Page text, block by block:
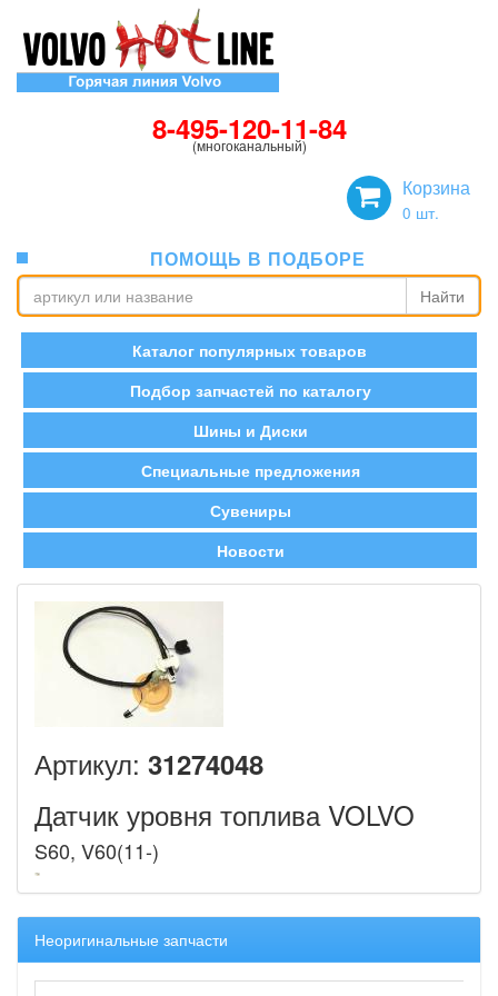
8-495-120-11-84
(многоканальный)
Корзина
0 шт.
ПОМОЩЬ В ПОДБОРЕ
Найти
Каталог популярных товаров
Подбор запчастей по каталогу
Шины и Диски
Специальные предложения
Сувениры
Новости
Артикул: 31274048
Датчик уровня топлива VOLVO
S60, V60(11-)
Неоригинальные запчасти